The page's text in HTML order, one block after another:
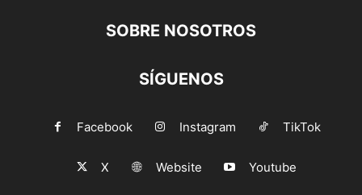
SOBRE NOSOTROS
SÍGUENOS
Facebook Instagram TikTok
X Website Youtube